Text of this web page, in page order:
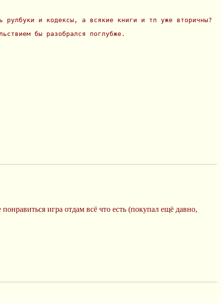
рулбуки и кодексы, а всякие книги и тп уже вторичны?
бы разобрался поглубже.
игра отдам всё что есть (покупал ещё давно,